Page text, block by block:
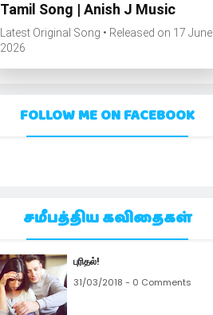
Tamil Song | Anish J Music
Latest Original Song • Released on 17 June
2026
FOLLOW ME ON FACEBOOK
சமீபத்திய கவிதைகள்
புரிதல்!
31/03/2018 - 0 Comments